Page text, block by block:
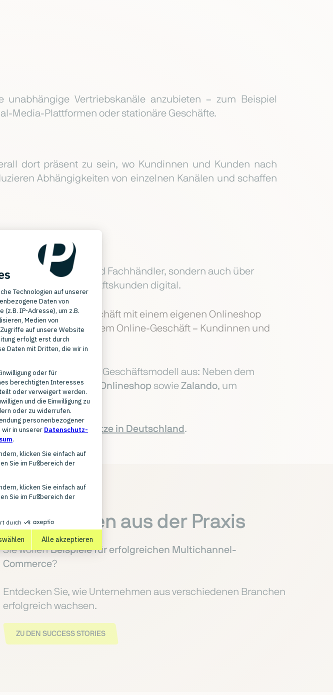
Vertriebskanäle anzubieten – zum Beispiel
Media-Plattformen oder stationäre Geschäfte.
dort präsent zu sein, wo Kundinnen und Kunden nach
Abhängigkeiten von einzelnen Kanälen und schaffen
Außendienst und Fachhändler, sondern auch über
so neue Geschäftskunden digital.
Ladengeschäft mit einem eigenen Onlineshop
denPOSdirekt mit dem Online-Geschäft – Kundinnen und
Jahrzehnten sein Geschäftsmodell aus: Neben dem
nutzt eineneigenen Onlineshop sowie Zalando, um
Online-Marktplätze in Deutschland .
Erfahrungen aus der Praxis
Sie wollenBeispiele für erfolgreichen Multichannel-
Commerce?
Entdecken Sie, wie Unternehmen aus verschiedenen Branchen
erfolgreich wachsen.
ZU DEN SUCCESS STORIES